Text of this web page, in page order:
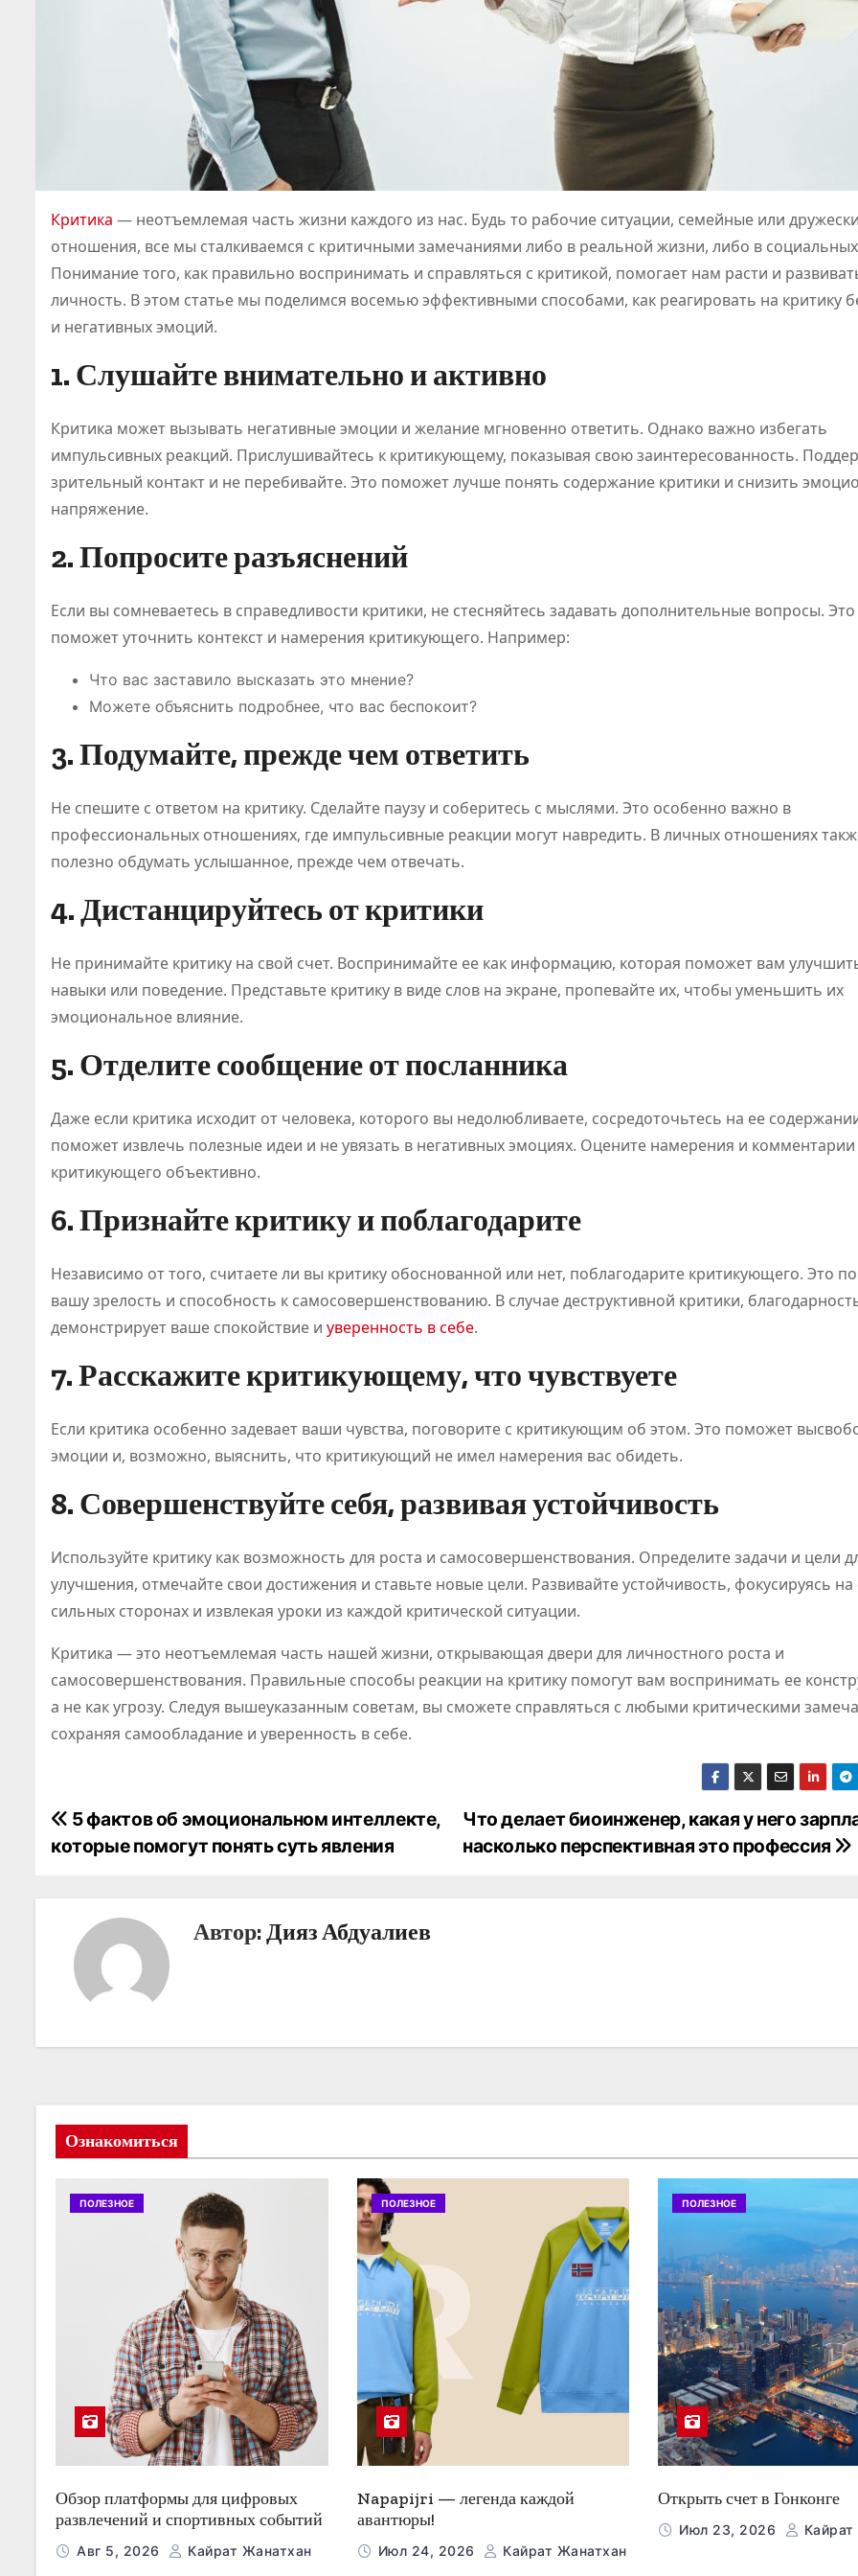
Критика — неотъемлемая часть жизни каждого из нас. Будь то рабочие ситуации, семейные или
отношения, все мы сталкиваемся с критичными замечаниями либо в реальной жизни, либо в социальных
Понимание того, как правильно воспринимать и справляться с критикой, помогает нам расти и
личность. В этом статье мы поделимся восемью эффективными способами, как реагировать на критику
и негативных эмоций.
1. Слушайте внимательно и активно
Критика может вызывать негативные эмоции и желание мгновенно ответить. Однако важно избегать
импульсивных реакций. Прислушивайтесь к критикующему, показывая свою заинтересованность.
зрительный контакт и не перебивайте. Это поможет лучше понять содержание критики и снизить
напряжение.
2. Попросите разъяснений
Если вы сомневаетесь в справедливости критики, не стесняйтесь задавать дополнительные вопросы. Это
поможет уточнить контекст и намерения критикующего. Например:
Что вас заставило высказать это мнение?
Можете объяснить подробнее, что вас беспокоит?
3. Подумайте, прежде чем ответить
Не спешите с ответом на критику. Сделайте паузу и соберитесь с мыслями. Это особенно важно в
профессиональных отношениях, где импульсивные реакции могут навредить. В личных отношениях
полезно обдумать услышанное, прежде чем отвечать.
4. Дистанцируйтесь от критики
Не принимайте критику на свой счет. Воспринимайте ее как информацию, которая поможет вам
навыки или поведение. Представьте критику в виде слов на экране, пропевайте их, чтобы уменьшить их
эмоциональное влияние.
5. Отделите сообщение от посланника
Даже если критика исходит от человека, которого вы недолюбливаете, сосредоточьтесь на ее
поможет извлечь полезные идеи и не увязать в негативных эмоциях. Оцените намерения и комментарии
критикующего объективно.
6. Признайте критику и поблагодарите
Независимо от того, считаете ли вы критику обоснованной или нет, поблагодарите критикующего. Это
вашу зрелость и способность к самосовершенствованию. В случае деструктивной критики,
демонстрирует ваше спокойствие и уверенность в себе.
7. Расскажите критикующему, что чувствуете
Если критика особенно задевает ваши чувства, поговорите с критикующим об этом. Это поможет
эмоции и, возможно, выяснить, что критикующий не имел намерения вас обидеть.
8. Совершенствуйте себя, развивая устойчивость
Используйте критику как возможность для роста и самосовершенствования. Определите задачи и цели
улучшения, отмечайте свои достижения и ставьте новые цели. Развивайте устойчивость, фокусируясь на
сильных сторонах и извлекая уроки из каждой критической ситуации.
Критика — это неотъемлемая часть нашей жизни, открывающая двери для личностного роста и
самосовершенствования. Правильные способы реакции на критику помогут вам воспринимать ее
а не как угрозу. Следуя вышеуказанным советам, вы сможете справляться с любыми критическими
сохраняя самообладание и уверенность в себе.
Н
а
ц
я
п
м
Что делает биоинженер, какая у него
насколько перспективная это профессия
5 фактов об эмоциональном интеллекте,
которые помогут понять суть явления
Автор: Дияз Абдуалиев
ПОЛЕЗНОЕ
ия онлайн-
игр
становится
нового
регулировани
я рынка
Июл 21, 2026
Дияз
ПОЛЕЗНОЕ
для
Авг 5,
Ознакомиться
ПОЛЕЗНОЕ
Обзор платформы для цифровых
развлечений и спортивных событий
Авг 5, 2026 Кайрат Жанатхан
ПОЛЕЗНОЕ
Napapijri — легенда каждой
авантюры!
Июл 24, 2026 Кайрат Жанатхан
ПОЛЕЗНОЕ
Открыть счет в Гонконге
Июл 23, 2026